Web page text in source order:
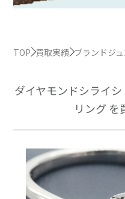
TOP 買取実績 ブランドジ
ダイヤモンドシライ
リング を